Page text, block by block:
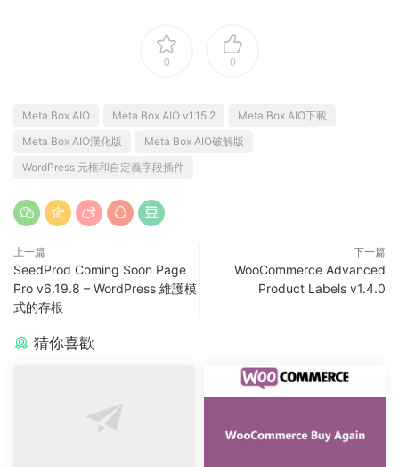
0 0
Meta Box AIO Meta Box AIO v1.15.2
Meta Box AIO下載
Meta Box AIO漢化版
Meta Box AIO破解版
WordPress 元框和自定義字段插件
上一篇
SeedProd Coming Soon Page
Pro v6.19.8 – WordPress 維護模
式的存根
下一篇
WooCommerce Advanced
Product Labels v1.4.0
猜你喜歡